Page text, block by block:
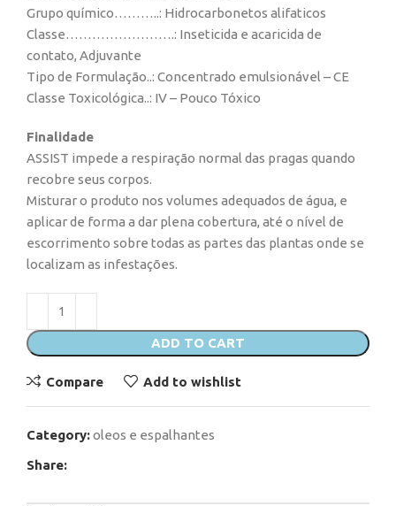
Grupo químico………..: Hidrocarbonetos alifaticos
Classe…………………….: Inseticida e acaricida de
contato, Adjuvante
Tipo de Formulação..: Concentrado emulsionável – CE
Classe Toxicológica..: IV – Pouco Tóxico
Finalidade
ASSIST impede a respiração normal das pragas quando
recobre seus corpos.
Misturar o produto nos volumes adequados de água, e
aplicar de forma a dar plena cobertura, até o nível de
escorrimento sobre todas as partes das plantas onde se
localizam as infestações.
ADD TO CART
Compare Add to wishlist
Category:oleos e espalhantes
Share: